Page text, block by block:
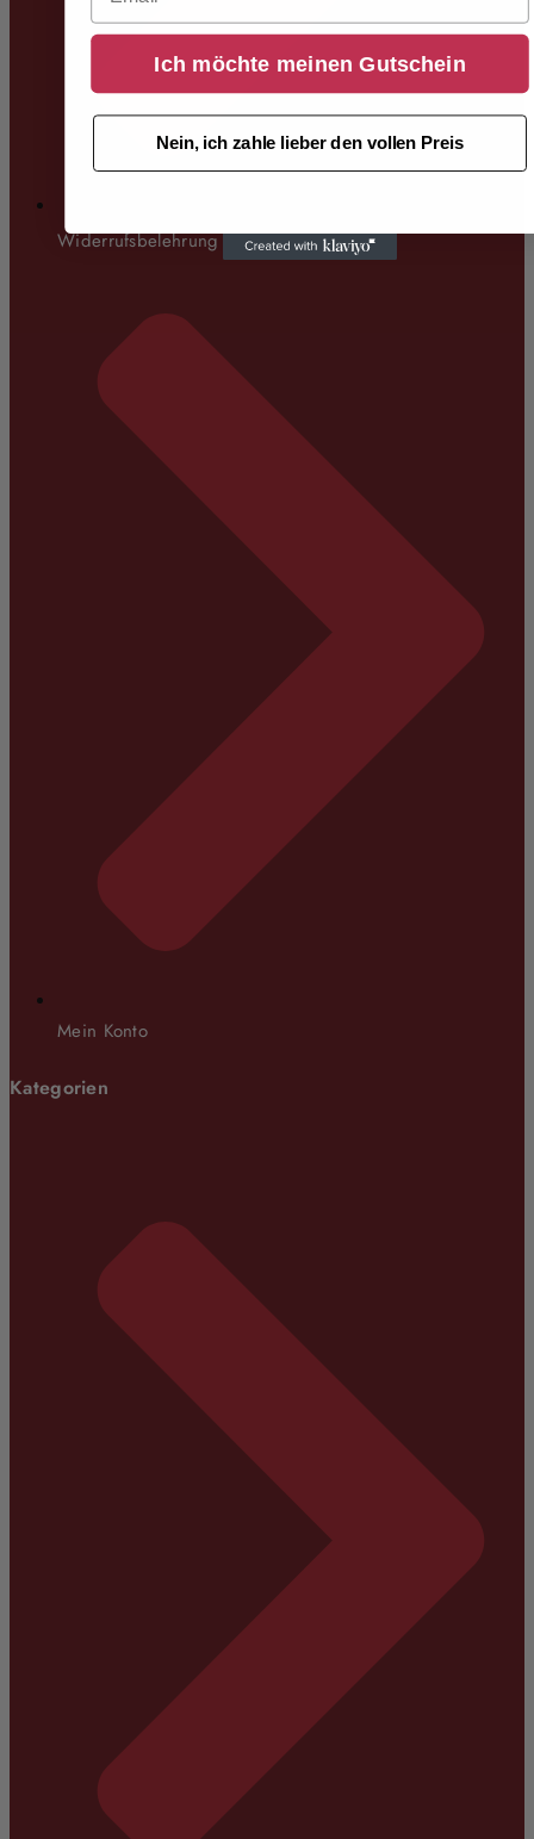
Widerrufsbelehrung
Mein Konto
Kategorien
Ich möchte meinen Gutschein
Nein, ich zahle lieber den vollen Preis